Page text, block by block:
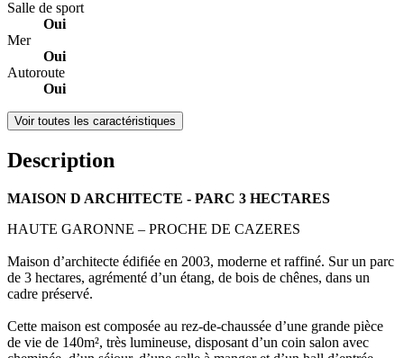
Salle de sport
Oui
Mer
Oui
Autoroute
Oui
Voir toutes les caractéristiques
Description
MAISON D ARCHITECTE - PARC 3 HECTARES
HAUTE GARONNE – PROCHE DE CAZERES
Maison d’architecte édifiée en 2003, moderne et raffiné. Sur un parc
de 3 hectares, agrémenté d’un étang, de bois de chênes, dans un
cadre préservé.
Cette maison est composée au rez-de-chaussée d’une grande pièce
de vie de 140m², très lumineuse, disposant d’un coin salon avec